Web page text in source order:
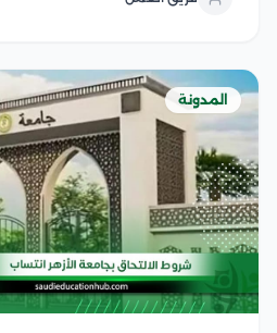
منصات التسجيل الإلكترونية،
المدونة